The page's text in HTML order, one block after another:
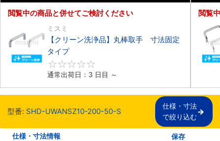
閲覧中の商品と併せてご検討ください
ミスミ
【クリーン洗浄品】丸棒取手 寸法固定
タイプ
通常出荷日：3 日目 ～
閲覧
型番: SHD-UWANSZ10-200-50-S
仕様・寸法
で絞り込む
仕様・寸法情報 保存